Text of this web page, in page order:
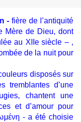
-fière de l’antiquité
Mère de Dieu, dont
au XIIe siècle – ,
de la nuit pour
disposés sur
tremblantes d’une
chantent une
et d’amour pour
- a été choisie